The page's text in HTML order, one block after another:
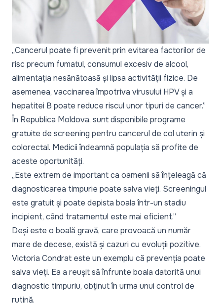
„Cancerul poate fi prevenit prin evitarea factorilor de
risc precum fumatul, consumul excesiv de alcool,
alimentația nesănătoasă și lipsa activității fizice. De
asemenea, vaccinarea împotriva virusului HPV și a
hepatitei B poate reduce riscul unor tipuri de cancer.”
În Republica Moldova, sunt disponibile programe
gratuite de screening pentru cancerul de col uterin și
colorectal. Medicii îndeamnă populația să profite de
aceste oportunități.
„Este extrem de important ca oamenii să înțeleagă că
diagnosticarea timpurie poate salva vieți. Screeningul
este gratuit și poate depista boala într-un stadiu
incipient, când tratamentul este mai eficient.”
Deși este o boală gravă, care provoacă un număr
mare de decese, există și cazuri cu evoluții pozitive.
Victoria Condrat este un exemplu că prevenția poate
salva vieți. Ea a reușit să înfrunte boala datorită unui
diagnostic timpuriu, obținut în urma unui control de
rutină.